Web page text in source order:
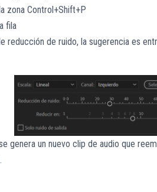
zona Control+Shift+P
fila
reducción de ruido, la sugerencia es
genera un nuevo clip de audio que